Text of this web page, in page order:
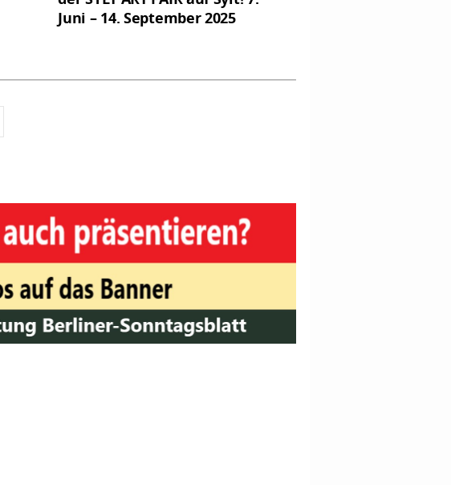
Juni – 14. September 2025